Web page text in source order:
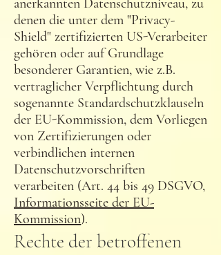
anerkannten Datenschutzniveau, zu
denen die unter dem "Privacy-
Shield" zertifizierten US-Verarbeiter
gehören oder auf Grundlage
besonderer Garantien, wie z.B.
vertraglicher Verpflichtung durch
sogenannte Standardschutzklauseln
der EU-Kommission, dem Vorliegen
von Zertifizierungen oder
verbindlichen internen
Datenschutzvorschriften
verarbeiten (Art. 44 bis 49 DSGVO,
Informationsseite der EU-
Kommission).
Rechte der betroffenen